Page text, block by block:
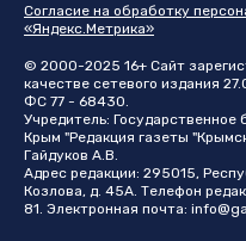
Согласие на обработку
«Яндекс.Метрика»
© 2000-2025 16+ Сайт
качестве сетевого издания
ФС 77 - 68430.
Учредитель:
Крым "Редакция газеты
Гайдуков А.В.
Адрес редакции: 295015,
Козлова, д. 45А. Телефон
81. Электронная почта: